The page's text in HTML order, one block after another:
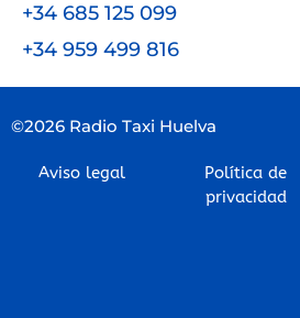
+34 685 125 099
+34 959 499 816
©2026 Radio Taxi Huelva
Aviso legal
Política de
privacidad